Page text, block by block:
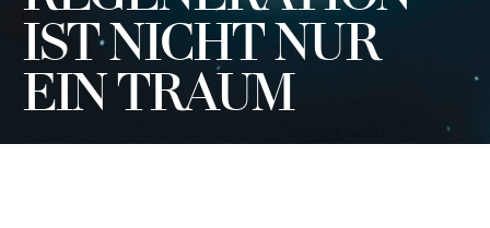
IST NICHT NUR
EIN TRAUM